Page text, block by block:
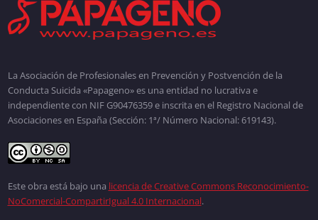
La Asociación de Profesionales en Prevención y Postvención de la
Conducta Suicida «Papageno» es una entidad no lucrativa e
independiente con NIF G90476359 e inscrita en el Registro Nacional de
Asociaciones en España (Sección: 1ª/ Número Nacional: 619143).
Este obra está bajo una licencia de Creative Commons Reconocimiento-
NoComercial-CompartirIgual 4.0 Internacional.